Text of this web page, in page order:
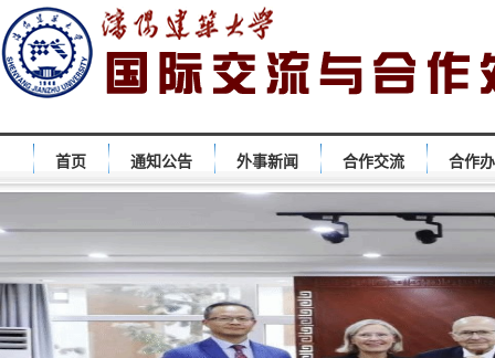
首页 通知公告 外事新闻 合作交流 合作